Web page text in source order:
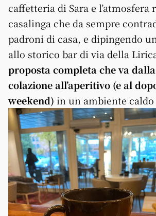
caffetteria di Sara e l’atmosfera
casalinga che da sempre
padroni di casa, e dipingendo
allo storico bar di via della
proposta completa che va
colazione all’aperitivo (e al
weekend) in un ambiente caldo